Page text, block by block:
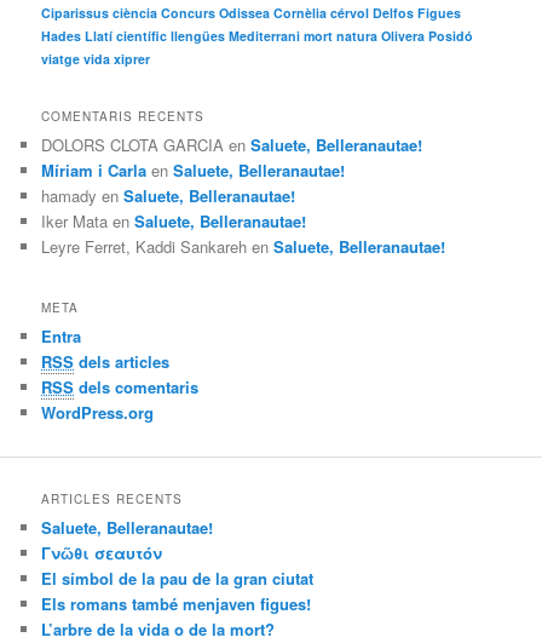
Ciparissus ciència Concurs Odissea Cornèlia cérvol Delfos Figues
Hades Llatí científic llengües Mediterrani mort natura Olivera Posidó
viatge vida xiprer
COMENTARIS RECENTS
DOLORS CLOTA GARCIA enSaluete, Belleranautae!
Míriam i Carla enSaluete, Belleranautae!
hamady enSaluete, Belleranautae!
Iker Mata enSaluete, Belleranautae!
Leyre Ferret, Kaddi Sankareh enSaluete, Belleranautae!
META
Entra
RSS dels articles
RSS dels comentaris
WordPress.org
ARTICLES RECENTS
Saluete, Belleranautae!
Γνῶθι σεαυτόν
El símbol de la pau de la gran ciutat
Els romans també menjaven figues!
L’arbre de la vida o de la mort?